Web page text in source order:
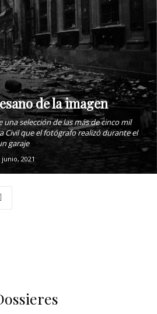
de la imagen
una selección de las más de cinco mil
Civil que el fotógrafo realizó durante el
garaje
junio, 2021